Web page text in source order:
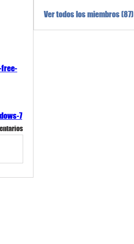
free-
7
Ver todos los miembros (87)